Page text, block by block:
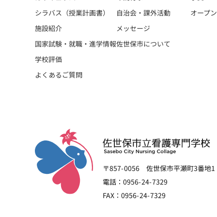
シラバス（授業計画書）
施設紹介
国家試験・就職・進学情報
学校評価
よくあるご質問
自治会・課外活動
メッセージ
佐世保市について
オープ
〒857-0056 佐世保市平瀬町3番地1
電話：0956-24-7329
FAX：0956-24-7329